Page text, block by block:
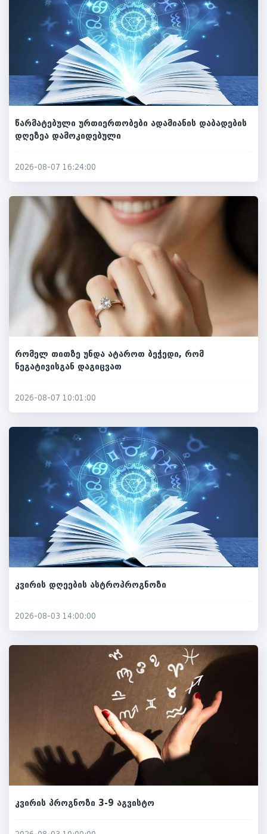
წარმატებული ურთიერთობები ადამიანის დაბადების
დღეზეა დამოკიდებული
2026-08-07 16:24:00
რომელ თითზე უნდა ატაროთ ბეჭედი, რომ
ნეგატივისგან დაგიცვათ
2026-08-07 10:01:00
კვირის დღეების ასტროპროგნოზი
2026-08-03 14:00:00
კვირის პროგნოზი 3-9 აგვისტო